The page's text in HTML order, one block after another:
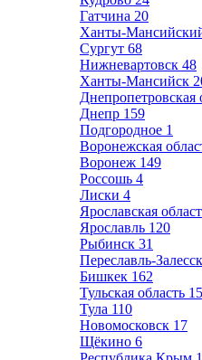
Гатчина 20
Ханты-
Сургут 68
Нижневартовск 48
Ханты-Мансийск
Днепропетровская
Днепр 159
Подгородное 1
Воронежская
Воронеж 149
Россошь 4
Лиски 4
Ярославская
Ярославль 120
Рыбинск 31
Переславль-
Бишкек 162
Тульская область
Тула 110
Новомосковск 17
Щёкино 6